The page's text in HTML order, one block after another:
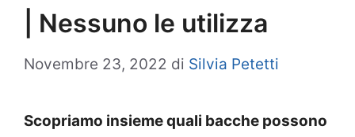
| Nessuno le utilizza
Novembre 23, 2022 di Silvia Petetti
Scopriamo insieme quali bacche possono